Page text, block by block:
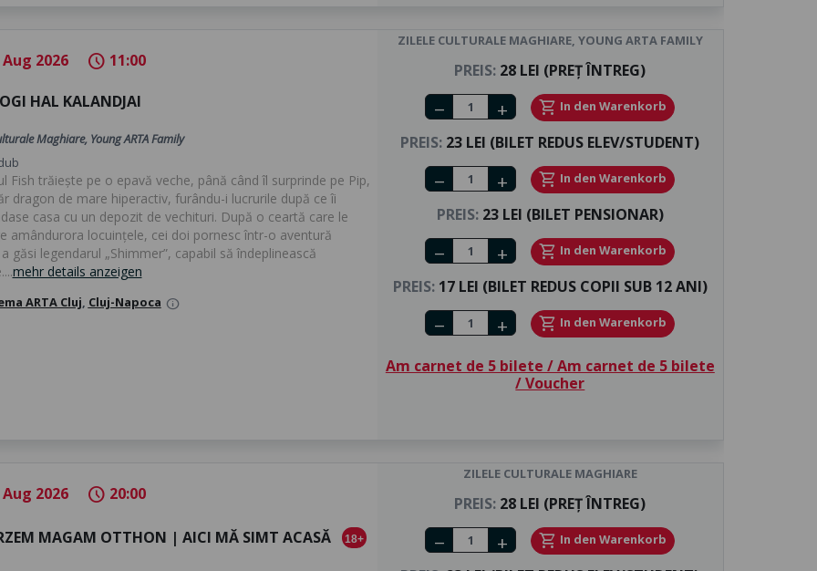
Aug 2026 schedule 11:00
HAL KALANDJAI
Maghiare, Young ARTA Family
Fish trăiește pe o epavă veche, până când îl surprinde pe Pip,
dragon de mare hiperactiv, furându-i lucrurile după ce îi
casa cu un depozit de vechituri. După o ceartă care le
amândurora locuințele, cei doi pornesc într-o aventură
găsi legendarul „Shimmer”, capabil să îndeplinească
mehr details anzeigen
ARTA Cluj, Cluj-Napoca info
ZILELE CULTURALE MAGHIARE, YOUNG ARTA FAMILY
PREIS: 28 LEI (PREȚ ÎNTREG)
Number of tickets
remove add shopping_cart In den Warenkorb
PREIS: 23 LEI (BILET REDUS ELEV/STUDENT)
Number of tickets
remove add shopping_cart In den Warenkorb
PREIS:23 LEI (BILET PENSIONAR)
Number of tickets
remove add shopping_cart In den Warenkorb
PREIS:17 LEI (BILET REDUS COPII SUB 12 ANI)
Number of tickets
remove add shopping_cart In den Warenkorb
Am carnet de 5 bilete / Am carnet de 5 bilete
/ Voucher
Aug 2026 schedule 20:00
MAGAM OTTHON | AICI MĂ SIMT ACASĂ 18+
ZILELE CULTURALE MAGHIARE
PREIS: 28 LEI (PREȚ ÎNTREG)
Number of tickets
remove add shopping_cart In den Warenkorb